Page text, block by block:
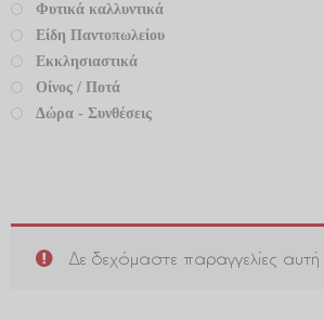
Φυτικά καλλυντικά
Είδη Παντοπωλείου
Εκκλησιαστικά
Οίνος / Ποτά
Δώρα - Συνθέσεις
Δε δεχόμαστε παραγγελίες αυτή